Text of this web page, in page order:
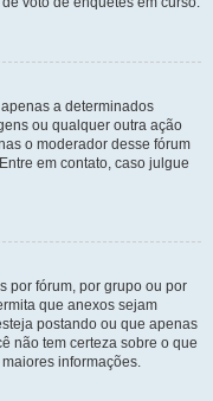
a determinados
ou qualquer outra ação
o moderador desse fórum
em contato, caso julgue
por fórum, por grupo ou por
que anexos sejam
postando ou que apenas
não tem certeza sobre o que
informações.